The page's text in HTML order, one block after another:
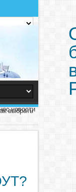
новости
выбрать